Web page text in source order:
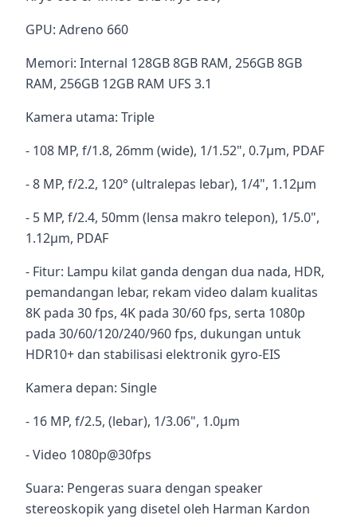
GPU: Adreno 660
Memori: Internal 128GB 8GB RAM, 256GB 8GB
RAM, 256GB 12GB RAM UFS 3.1
Kamera utama: Triple
- 108 MP, f/1.8, 26mm (wide), 1/1.52", 0.7µm, PDAF
- 8 MP, f/2.2, 120° (ultralepas lebar), 1/4", 1.12µm
- 5 MP, f/2.4, 50mm (lensa makro telepon), 1/5.0",
1.12µm, PDAF
- Fitur: Lampu kilat ganda dengan dua nada, HDR,
pemandangan lebar, rekam video dalam kualitas
8K pada 30 fps, 4K pada 30/60 fps, serta 1080p
pada 30/60/120/240/960 fps, dukungan untuk
HDR10+ dan stabilisasi elektronik gyro-EIS
Kamera depan: Single
- 16 MP, f/2.5, (lebar), 1/3.06", 1.0µm
- Video 1080p@30fps
Suara: Pengeras suara dengan speaker
stereoskopik yang disetel oleh Harman Kardon